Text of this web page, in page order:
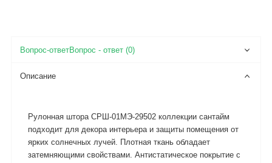
Вопрос - ответ (0)
Описание
Рулонная штора СРШ-01МЭ-29502 коллекции сантайм
подходит для декора интерьера и защиты помещения от
ярких солнечных лучей. Плотная ткань обладает
затемняющими свойствами. Антистатическое покрытие с